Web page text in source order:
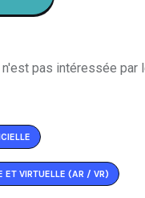
ET VIRTUELLE (AR / VR)